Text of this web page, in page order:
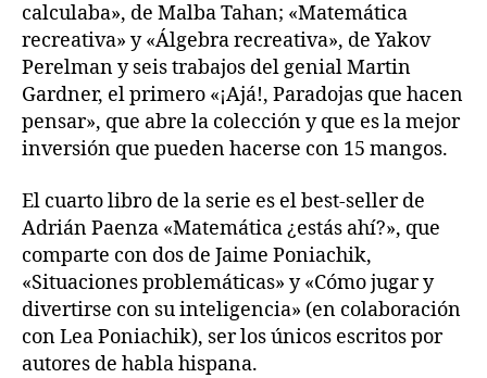
calculaba», de Malba Tahan; «Matemática
recreativa» y «Álgebra recreativa», de Yakov
Perelman y seis trabajos del genial Martin
Gardner, el primero «¡Ajá!, Paradojas que hacen
pensar», que abre la colección y que es la mejor
inversión que pueden hacerse con 15 mangos.
El cuarto libro de la serie es el best-seller de
Adrián Paenza «Matemática ¿estás ahí?», que
comparte con dos de Jaime Poniachik,
«Situaciones problemáticas» y «Cómo jugar y
divertirse con su inteligencia» (en colaboración
con Lea Poniachik), ser los únicos escritos por
autores de habla hispana.